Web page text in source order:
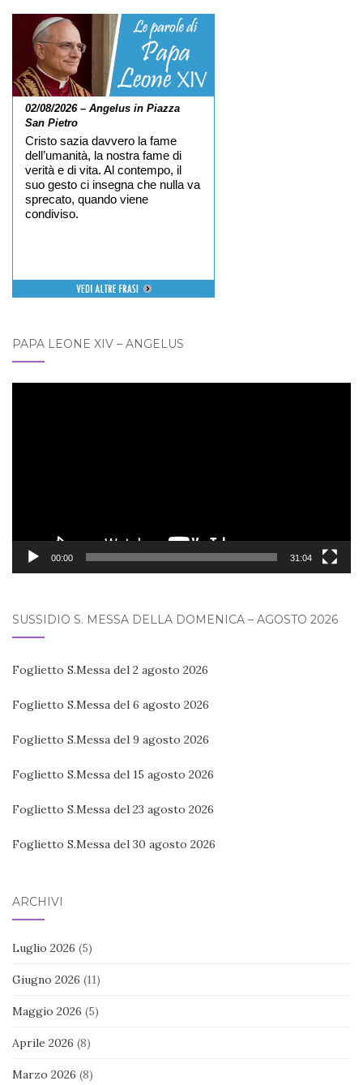
02/08/2026 – Angelus in Piazza
San Pietro
Cristo sazia davvero la fame
dell’umanità, la nostra fame di
verità e di vita. Al contempo, il
suo gesto ci insegna che nulla va
sprecato, quando viene
condiviso.
PAPA LEONE XIV – ANGELUS
00:00 31:04
SUSSIDIO S. MESSA DELLA DOMENICA – AGOSTO 2026
Foglietto S.Messa del 2 agosto 2026
Foglietto S.Messa del 6 agosto 2026
Foglietto S.Messa del 9 agosto 2026
Foglietto S.Messa del 15 agosto 2026
Foglietto S.Messa del 23 agosto 2026
Foglietto S.Messa del 30 agosto 2026
ARCHIVI
Luglio 2026 (5)
Giugno 2026 (11)
Maggio 2026 (5)
Aprile 2026 (8)
Marzo 2026 (8)